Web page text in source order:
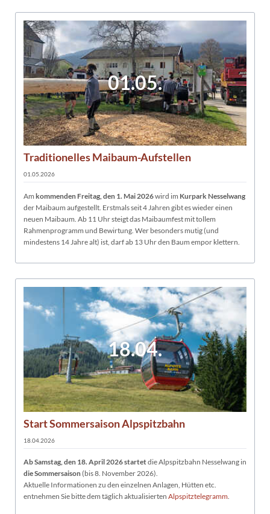
01.05.
Traditionelles Maibaum-Aufstellen
01.05.2026
Am kommenden Freitag, den 1. Mai 2026wird im Kurpark Nesselwang
der Maibaum aufgestellt. Erstmals seit 4 Jahren gibt es wieder einen
neuen Maibaum. Ab 11 Uhr steigt das Maibaumfest mit tollem
Rahmenprogramm und Bewirtung. Wer besonders mutig (und
mindestens 14 Jahre alt) ist, darf ab 13 Uhr den Baum empor klettern.
18.04.
Start Sommersaison Alpspitzbahn
18.04.2026
Ab Samstag, den 18. April 2026 startetdie Alpspitzbahn Nesselwang in
die Sommersaison(bis 8. November 2026).
Aktuelle Informationen zu den einzelnen Anlagen, Hütten etc.
entnehmen Sie bitte dem täglich aktualisierten Alpspitztelegramm.